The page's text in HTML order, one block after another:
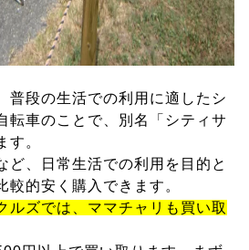
普段の生活での利用に適したシ
転車のことで、別名「シティサ
す。
ど、日常生活での利用を目的と
較的安く購入できます。
ルズでは、ママチャリも買い取